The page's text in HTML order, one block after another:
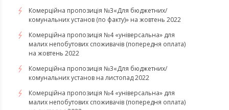
Комерційна пропозиція №3«Для бюджетних/
комунальних установ (по факту)» на жовтень 2022
Комерційна пропозиція №4 «універсальна» для
малих непобутових споживачів (попередня оплата)
на жовтень 2022
Комерційна пропозиція №3«Для бюджетних/
комунальних установ на листопад 2022
Комерційна пропозиція №4 «універсальна» для
малих непобутових споживачів (попередня оплата)